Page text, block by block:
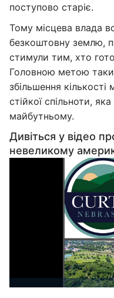
поступово старіє.
Тому місцева влада
безкоштовну землю,
стимули тим, хто
Головною метою
збільшення
стійкої спільноти,
майбутньому.
Дивіться у відео
невеликому